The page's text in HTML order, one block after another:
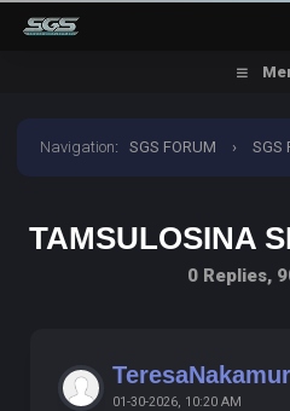
Navigation:SGS FORUM › SGS
TAMSULOSINA
0 Replies,
01-30-2026, 10:20 AM